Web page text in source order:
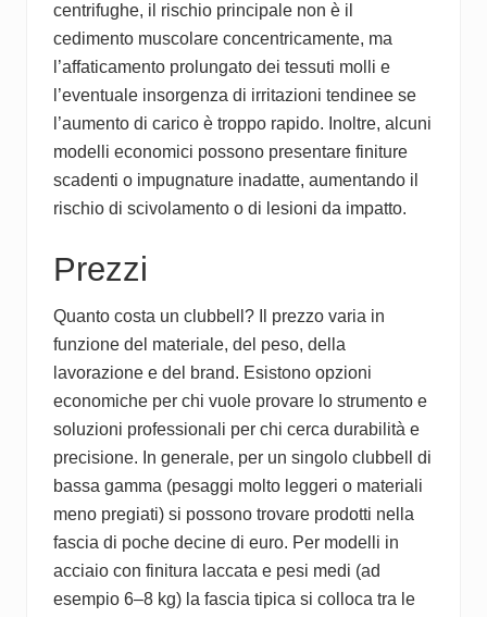
centrifughe, il rischio principale non è il
cedimento muscolare concentricamente, ma
l’affaticamento prolungato dei tessuti molli e
l’eventuale insorgenza di irritazioni tendinee se
l’aumento di carico è troppo rapido. Inoltre, alcuni
modelli economici possono presentare finiture
scadenti o impugnature inadatte, aumentando il
rischio di scivolamento o di lesioni da impatto.
Prezzi
Quanto costa un clubbell? Il prezzo varia in
funzione del materiale, del peso, della
lavorazione e del brand. Esistono opzioni
economiche per chi vuole provare lo strumento e
soluzioni professionali per chi cerca durabilità e
precisione. In generale, per un singolo clubbell di
bassa gamma (pesaggi molto leggeri o materiali
meno pregiati) si possono trovare prodotti nella
fascia di poche decine di euro. Per modelli in
acciaio con finitura laccata e pesi medi (ad
esempio 6–8 kg) la fascia tipica si colloca tra le